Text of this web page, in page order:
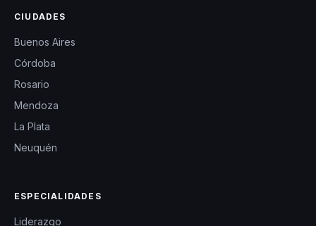
CIUDADES
Buenos Aires
Córdoba
Rosario
Mendoza
La Plata
Neuquén
ESPECIALIDADES
Liderazgo